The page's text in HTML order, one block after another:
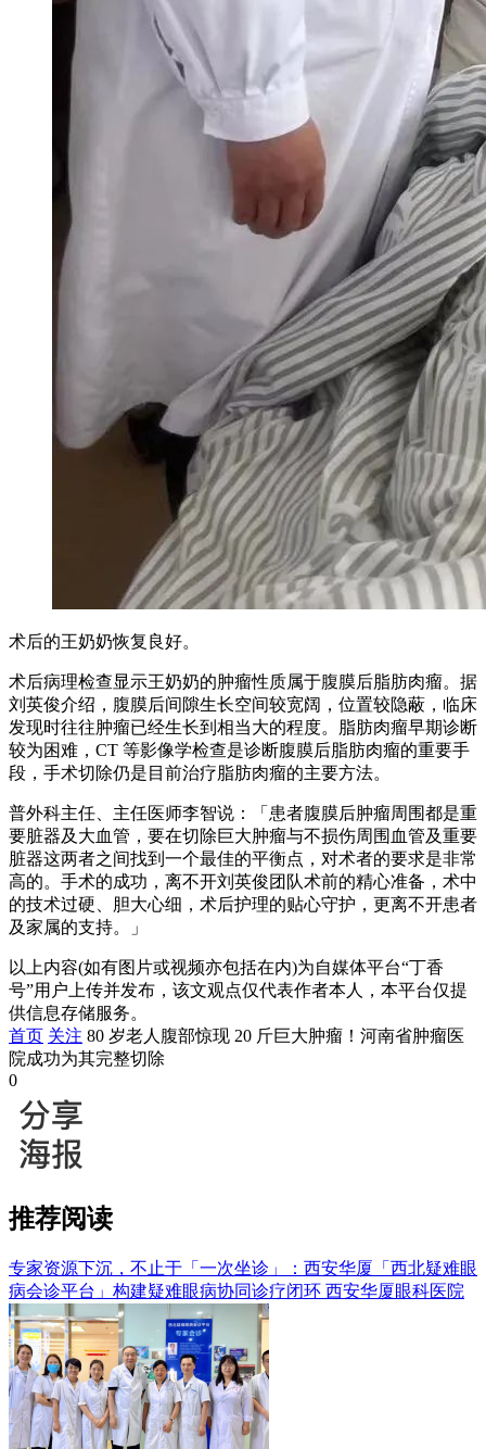
术后的王奶奶恢复良好。
术后病理检查显示王奶奶的肿瘤性质属于腹膜后脂肪肉瘤。据
刘英俊介绍，腹膜后间隙生长空间较宽阔，位置较隐蔽，临床
发现时往往肿瘤已经生长到相当大的程度。脂肪肉瘤早期诊断
较为困难，CT 等影像学检查是诊断腹膜后脂肪肉瘤的重要手
段，手术切除仍是目前治疗脂肪肉瘤的主要方法。
普外科主任、主任医师李智说：「患者腹膜后肿瘤周围都是重
要脏器及大血管，要在切除巨大肿瘤与不损伤周围血管及重要
脏器这两者之间找到一个最佳的平衡点，对术者的要求是非常
高的。手术的成功，离不开刘英俊团队术前的精心准备，术中
的技术过硬、胆大心细，术后护理的贴心守护，更离不开患者
及家属的支持。」
以上内容(如有图片或视频亦包括在内)为自媒体平台“丁香
号”用户上传并发布，该文观点仅代表作者本人，本平台仅提
供信息存储服务。
首页 关注 80 岁老人腹部惊现 20 斤巨大肿瘤！河南省肿瘤医
院成功为其完整切除
0
推荐阅读
专家资源下沉，不止于「一次坐诊」：西安华厦「西北疑难眼
病会诊平台」构建疑难眼病协同诊疗闭环 西安华厦眼科医院